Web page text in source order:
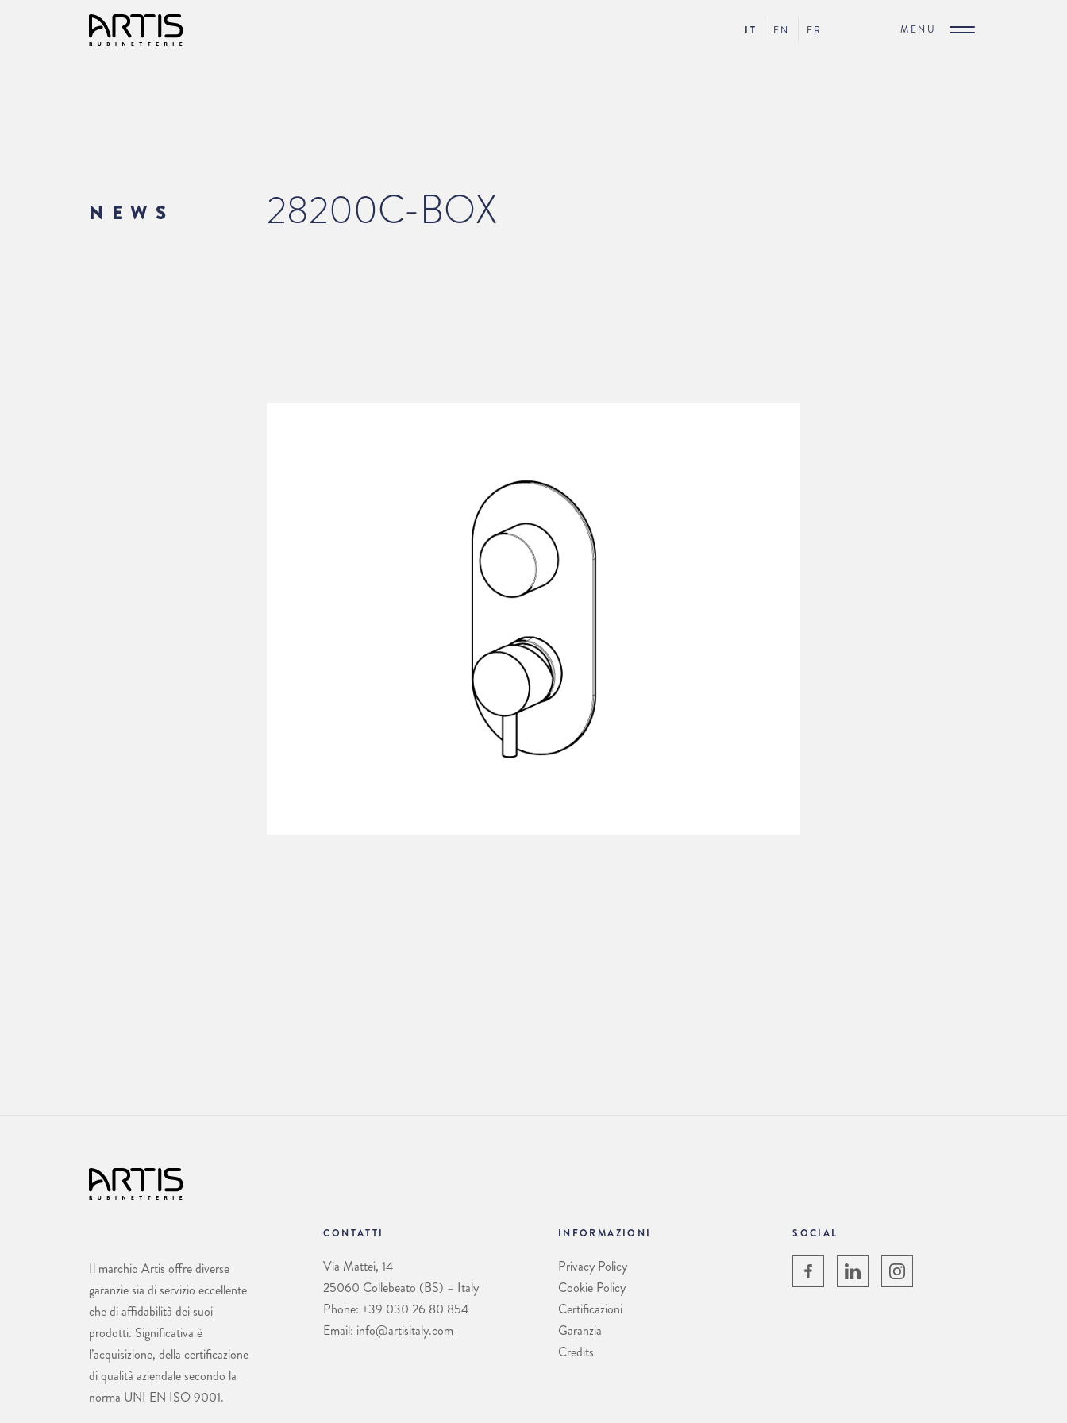
EN
IT FR MENU
NEWS 28200C-BOX
Il marchio Artis offre diverse
garanzie sia di servizio eccellente
che di affidabilità dei suoi
prodotti. Significativa è
l’acquisizione, della certificazione
di qualità aziendale secondo la
norma UNI EN ISO 9001.
CONTATTI
Via Mattei, 14
25060 Collebeato (BS) – Italy
Phone: +39 030 26 80 854
Email: info@artisitaly.com
INFORMAZIONI
Privacy Policy
Cookie Policy
Certificazioni
Garanzia
Credits
SOCIAL